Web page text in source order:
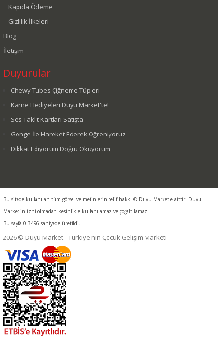
Kapıda Ödeme
Gizlilik İlkeleri
Blog
İletişim
Duyurular
Chewy Tubes Çiğneme Tüpleri
Karne Hediyeleri Duyu Market'te!
Ses Taklit Kartları Satışta
Gonge İle Hareket Ederek Öğreniyoruz
Dikkat Ediyorum Doğru Okuyorum
Bu sitede kullanılan tüm görsel ve metinlerin telif hakkı © Duyu Market'e aittir. Duyu
Market'in izni olmadan kesinlikle kullanılamaz ve çoğaltılamaz.
Bu sayfa 0.3496 saniyede üretildi.
2026 © Duyu Market - Türkiye'nin Çocuk Gelişim Marketi